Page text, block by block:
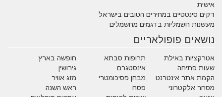
אישית
דקים סינטטיים במחירים הטובים בישראל
מעשנות חשמליות בדגמים מחשמלים
נושאים פופולאריים
אטרקציות באילת תרופות סבתא
חופשה בארץ
שעות פתיחה
אינסטגרם
גירושין
הקמת אתר אינטרנט
מבחן פסיכומטרי
מזג אוויר
מסחר אלקטרוני
פסח
ראש השנה